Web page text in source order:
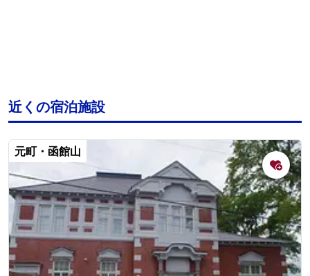
近くの宿泊施設
元町・函館山